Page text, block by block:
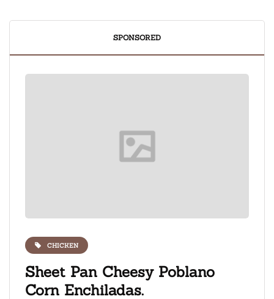
SPONSORED
CHICKEN
Sheet Pan Cheesy Poblano
Corn Enchiladas.